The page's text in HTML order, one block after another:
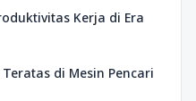
Kerja di Era
di Mesin Pencari